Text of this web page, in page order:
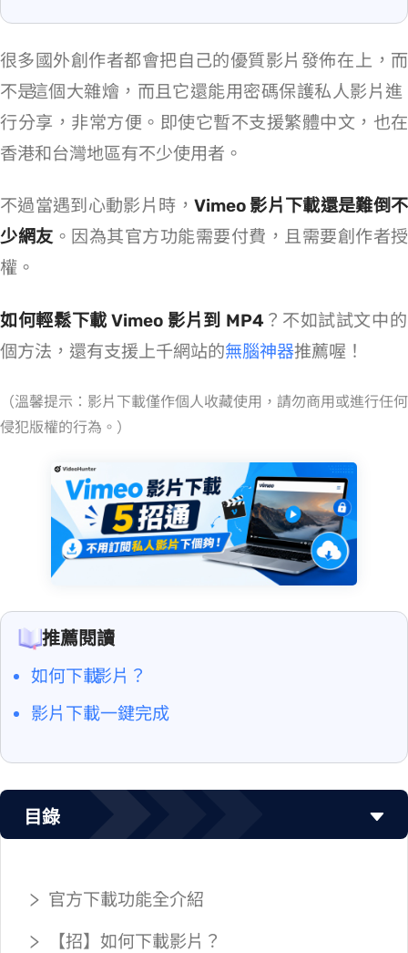
很多國外創作者都會把自己的優質影片發佈在 Vimeo 上，而
不是 YouTube 這個大雜燴，而且它還能用密碼保護私人影片進
行分享，非常方便。即使它暫不支援繁體中文，也在
香港和台灣地區有不少使用者。
不過當遇到心動影片時， Vimeo 影片下載還是難倒不
少網友。因為其官方功能需要付費，且需要創作者授
權。
如何輕鬆下載 Vimeo 影片到 MP4？不如試試文中的 5
個方法，還有支援上千網站的無腦神器推薦喔！
（溫馨提示：影片下載僅作個人收藏使用，請勿商用或進行任何
侵犯版權的行為。）
推薦閱讀
如何下載 YouTube 影片？
Dailymotion 影片下載一鍵完成
目錄
官方 Vimeo 下載功能全介紹
【5 招】如何下載 Vimeo 影片？